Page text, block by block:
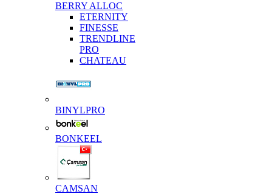
BERRY ALLOC
ETERNITY
FINESSE
TRENDLINE
PRO
CHATEAU
BINYLPRO
BONKEEL
CAMSAN